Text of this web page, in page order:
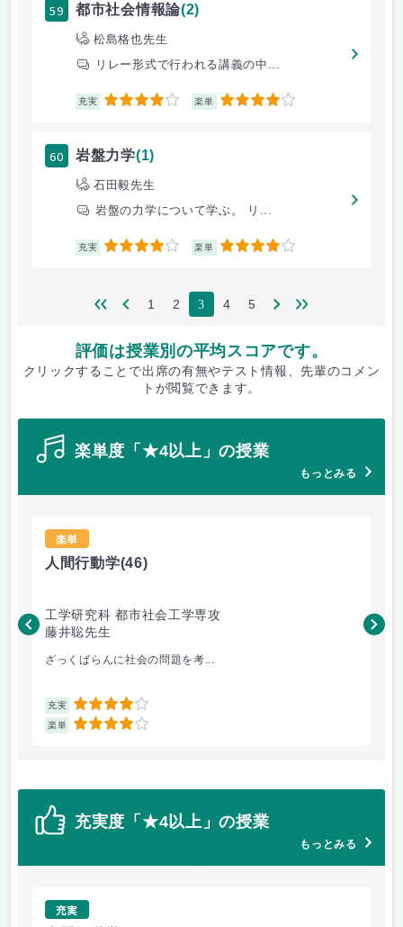
59 都市社会情報論(2)
松島格也先生
リレー形式で行われる講義の中...
充実 4 楽単 4
60 岩盤力学(1)
石田毅先生
岩盤の力学について学ぶ。 リ...
充実 4 楽単 4
1 2 3 4 5
評価は授業別の平均スコアです。
クリックすることで出席の有無やテスト情報、先輩のコメン
トが閲覧できます。
楽単度「★4以上」の授業
もっとみる
楽単
人間行動学(46)
工学研究科 都市社会工学専攻
藤井聡先生
ざっくばらんに社会の問題を考...
充実 4
楽単 4
藤
充実度「★4以上」の授業
もっとみる
充実